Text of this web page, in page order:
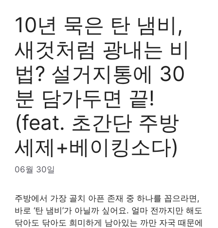
10년 묵은 탄 냄비,
새것처럼 광내는 비
법? 설거지통에 30
분 담가두면 끝!
(feat. 초간단 주방
세제+베이킹소다)
06월 30일
주방에서 가장 골치 아픈 존재 중 하나를 꼽으라면,
바로 ‘탄 냄비’가 아닐까 싶어요. 얼마 전까지만 해도
닦아도 닦아도 희미하게 남아있는 까만 자국 때문에